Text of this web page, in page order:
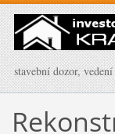
stavební dozor,